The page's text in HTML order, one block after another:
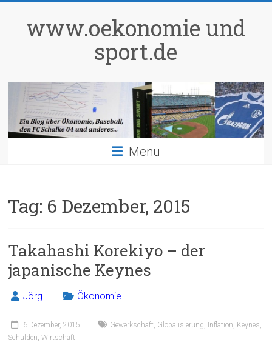
springenwww.oekonomie und
sport.de
Menü
Tag: 6 Dezember, 2015
Takahashi Korekiyo – der
japanische Keynes
Jörg Ökonomie
6 Dezember, 2015 Gewerkschaft, Globalisierung, Inflation, Keynes,
Schulden,Wirtschaft